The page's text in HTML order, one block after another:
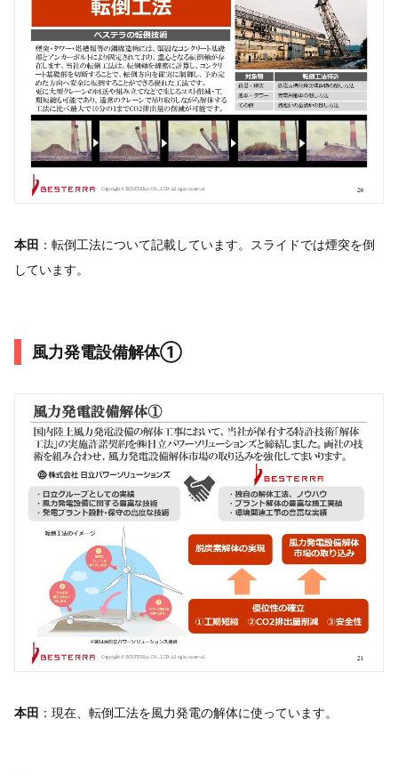
本田 ：転倒工法について記載しています。スライドでは煙突を倒
しています。
風力発電設備解体①
本田 ：現在、転倒工法を風力発電の解体に使っています。